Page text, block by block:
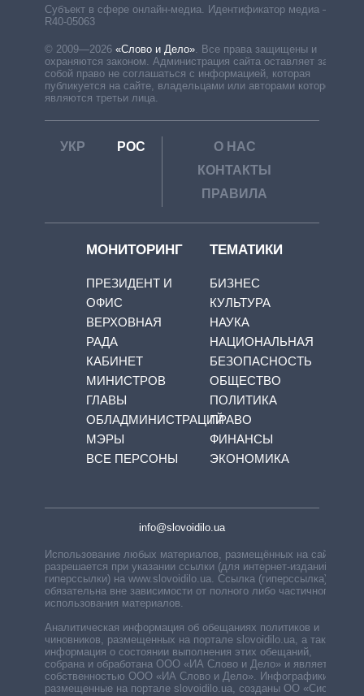
Субъект в сфере онлайн-медиа. Идентификатор медиа –
R40-05063
© 2009—2026 «Слово и Дело». Все права защищены и
охраняются законом. Администрация сайта оставляет за
собой право не соглашаться с информацией, которая
публикуется на сайте, владельцами или авторами которой
являются третьи лица.
УКР РОС
О НАС
КОНТАКТЫ
ПРАВИЛА
МОНИТОРИНГ
ПРЕЗИДЕНТ И
ОФИС
ВЕРХОВНАЯ
РАДА
КАБИНЕТ
МИНИСТРОВ
ГЛАВЫ
ОБЛАДМИНИСТРАЦИЙ
МЭРЫ
ВСЕ ПЕРСОНЫ
ТЕМАТИКИ
БИЗНЕС
КУЛЬТУРА
НАУКА
НАЦИОНАЛЬНАЯ
БЕЗОПАСНОСТЬ
ОБЩЕСТВО
ПОЛИТИКА
ПРАВО
ФИНАНСЫ
ЭКОНОМИКА
info@slovoidilo.ua
Использование любых материалов, размещённых на сайте,
разрешается при указании ссылки (для интернет-изданий —
гиперссылки) на www.slovoidilo.ua. Ссылка (гиперссылка)
обязательна вне зависимости от полного либо частичного
использования материалов.
Аналитическая информация об обещаниях политиков и
чиновников, размещенных на портале slovoidilo.ua, а также
информация о состоянии выполнения этих обещаний,
собрана и обработана ООО «ИА Слово и Дело» и является
собственностью ООО «ИА Слово и Дело». Инфографики,
размещенные на портале slovoidilo.ua, созданы ОО «Система